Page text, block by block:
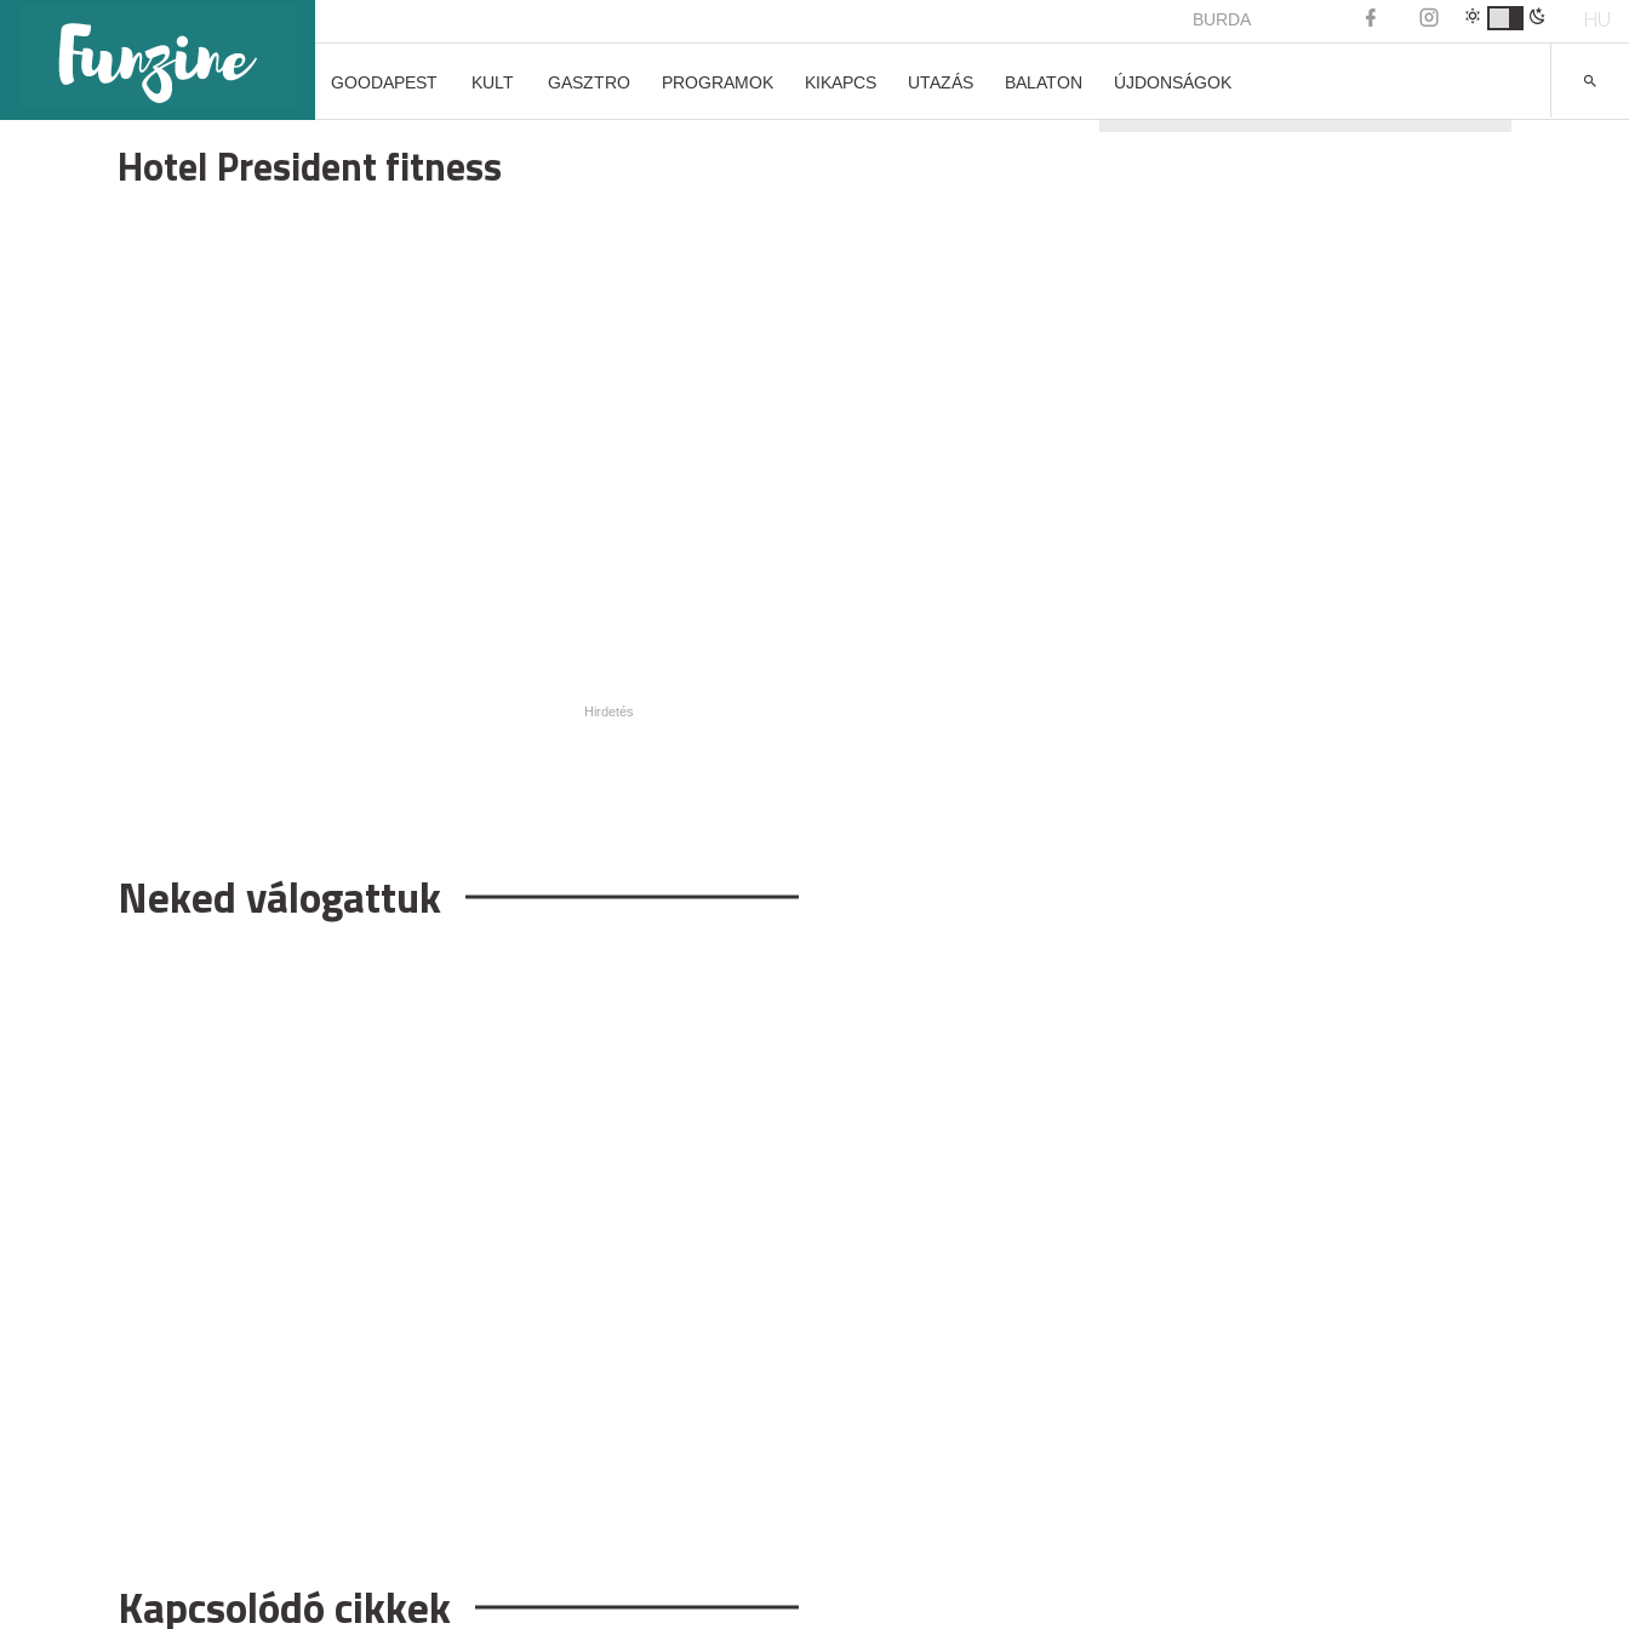
BURDA HU
GOODAPEST KULT GASZTRO PROGRAMOK KIKAPCS UTAZÁS BALATON ÚJDONSÁGOK
Hotel President fitness
Neked válogattuk
Kapcsolódó cikkek